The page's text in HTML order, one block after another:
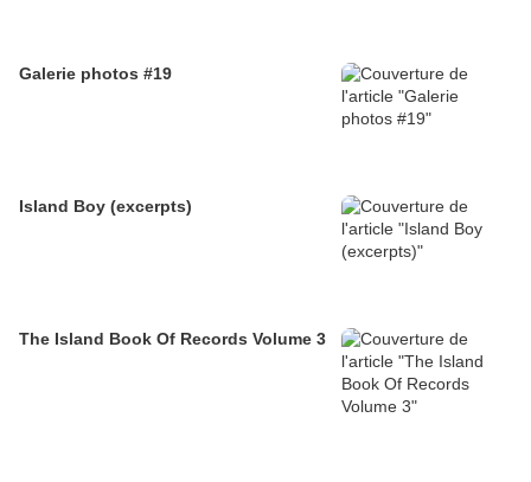
Galerie photos #19
Island Boy (excerpts)
The Island Book Of Records Volume 3